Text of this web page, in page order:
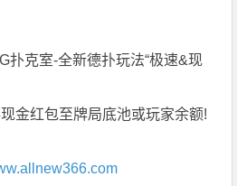
扑克室-全新德扑玩法“极速&现
金红包至牌局底池或玩家余额!